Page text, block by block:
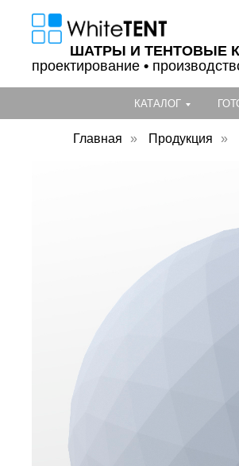
ШАТРЫ И ТЕНТОВЫЕ
проектирование •
КАТАЛОГ
Главная » Продукция »